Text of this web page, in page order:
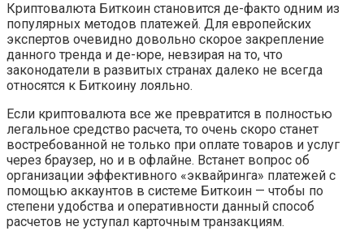
Криптовалюта Биткоин становится де-факто одним из
популярных методов платежей. Для европейских
экспертов очевидно довольно скорое закрепление
данного тренда и де-юре, невзирая на то, что
законодатели в развитых странах далеко не всегда
относятся к Биткоину лояльно.
Если криптовалюта все же превратится в полностью
легальное средство расчета, то очень скоро станет
востребованной не только при оплате товаров и услуг
через браузер, но и в офлайне. Встанет вопрос об
организации эффективного «эквайринга» платежей с
помощью аккаунтов в системе Биткоин — чтобы по
степени удобства и оперативности данный способ
расчетов не уступал карточным транзакциям.